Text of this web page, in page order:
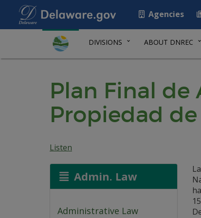
Agencies
DIVISIONS ABOUT DNREC
Plan Final de
Propiedad de
Listen
Admin. Law
Administrative Law